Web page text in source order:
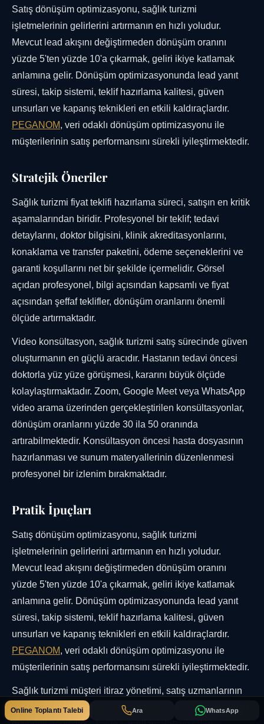
Satış dönüşüm optimizasyonu, sağlık turizmi
işletmelerinin gelirlerini artırmanın en hızlı yoludur.
Mevcut lead akışını değiştirmeden dönüşüm oranını
yüzde 5'ten yüzde 10'a çıkarmak, geliri ikiye katlamak
anlamına gelir. Dönüşüm optimizasyonunda lead yanıt
süresi, takip sistemi, teklif hazırlama kalitesi, güven
unsurları ve kapanış teknikleri en etkili kaldıraçlardır.
PEGANOM, veri odaklı dönüşüm optimizasyonu ile
müşterilerinin satış performansını sürekli iyileştirmektedir.
Stratejik Öneriler
Sağlık turizmi fiyat teklifi hazırlama süreci, satışın en kritik
aşamalarından biridir. Profesyonel bir teklif; tedavi
detaylarını, doktor bilgisini, klinik akreditasyonlarını,
konaklama ve transfer paketini, ödeme seçeneklerini ve
garanti koşullarını net bir şekilde içermelidir. Görsel
açıdan profesyonel, bilgi açısından kapsamlı ve fiyat
açısından şeffaf teklifler, dönüşüm oranlarını önemli
ölçüde artırmaktadır.
Video konsültasyon, sağlık turizmi satış sürecinde güven
oluşturmanın en güçlü aracıdır. Hastanın tedavi öncesi
doktorla yüz yüze görüşmesi, kararını büyük ölçüde
kolaylaştırmaktadır. Zoom, Google Meet veya WhatsApp
video arama üzerinden gerçekleştirilen konsültasyonlar,
dönüşüm oranlarını yüzde 30 ila 50 oranında
artırabilmektedir. Konsültasyon öncesi hasta dosyasının
hazırlanması ve sunum materyallerinin düzenlenmesi
profesyonel bir izlenim bırakmaktadır.
Pratik İpuçları
Satış dönüşüm optimizasyonu, sağlık turizmi
işletmelerinin gelirlerini artırmanın en hızlı yoludur.
Mevcut lead akışını değiştirmeden dönüşüm oranını
yüzde 5'ten yüzde 10'a çıkarmak, geliri ikiye katlamak
anlamına gelir. Dönüşüm optimizasyonunda lead yanıt
süresi, takip sistemi, teklif hazırlama kalitesi, güven
unsurları ve kapanış teknikleri en etkili kaldıraçlardır.
PEGANOM, veri odaklı dönüşüm optimizasyonu ile
müşterilerinin satış performansını sürekli iyileştirmektedir.
Sağlık turizmi müşteri itiraz yönetimi, satış uzmanlarının
en çok ihtiyaç duyduğu becerilerden biridir. Fiyat itirazları,
Ara WhatsApp
Online Toplantı Talebi